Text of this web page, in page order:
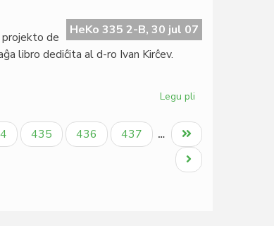
en
la
HeKo 335 2-B, 30 jul 07
projekto de
libro dediĉita al d-ro Ivan Kirĉev.
Legu pli
pri
D-
ro
Ivan
Paĝo
435 Paĝo
436 Paĝo
437 …
Last
page
Next
page